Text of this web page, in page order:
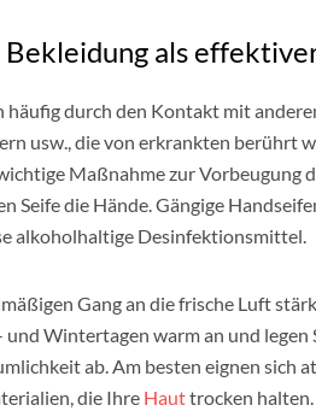
Bekleidung als
durch den Kontakt mit
usw., die von erkrankten berührt
Maßnahme zur Vorbeugung
Seife die Hände. Gängige
alkoholhaltige Desinfektionsmittel.
Gang an die frische Luft
Wintertagen warm an und
ab. Am besten eignen sich
die Ihre Hauttrocken halten.